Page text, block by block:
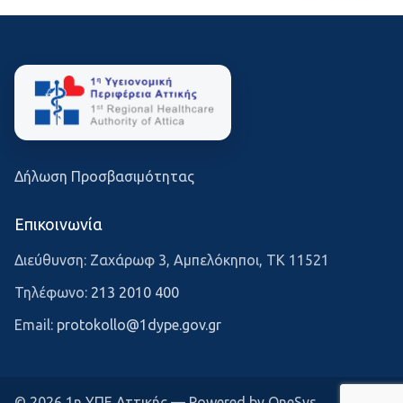
Δήλωση Προσβασιμότητας
Επικοινωνία
Διεύθυνση: Ζαχάρωφ 3, Αμπελόκηποι, ΤΚ 11521
Τηλέφωνο: 213 2010 400
Email: protokollo@1dype.gov.gr